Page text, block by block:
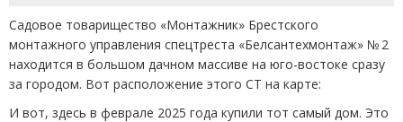
Садовое товарищество «Монтажник» Брестского
монтажного управления спецтреста «Белсантехмонтаж» № 2
находится в большом дачном массиве на юго-востоке сразу
за городом. Вот расположение этого СТ на карте:
И вот, здесь в феврале 2025 года купили тот самый дом. Это